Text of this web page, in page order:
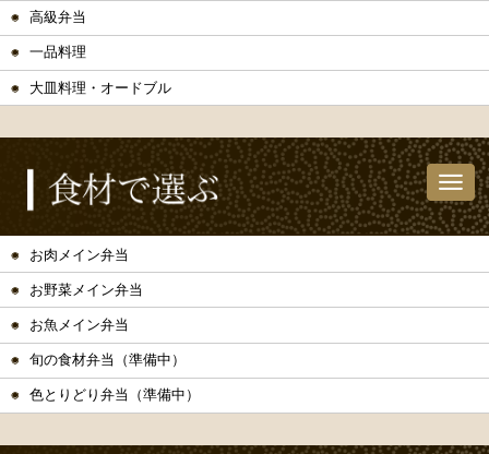
高級弁当
一品料理
大皿料理・オードブル
お肉メイン弁当
お野菜メイン弁当
お魚メイン弁当
旬の食材弁当（準備中）
色とりどり弁当（準備中）